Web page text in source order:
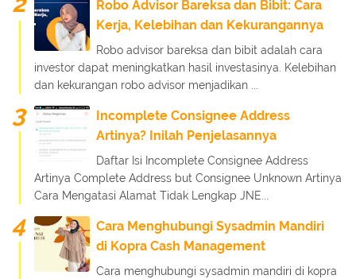
Robo Advisor Bareksa dan Bibit: Cara
Kerja, Kelebihan dan Kekurangannya
Robo advisor bareksa dan bibit adalah cara
investor dapat meningkatkan hasil investasinya. Kelebihan
dan kekurangan robo advisor menjadikan ...
Incomplete Consignee Address
Artinya? Inilah Penjelasannya
Daftar Isi Incomplete Consignee Address
Artinya Complete Address but Consignee Unknown Artinya
Cara Mengatasi Alamat Tidak Lengkap JNE...
Cara Menghubungi Sysadmin Mandiri
di Kopra Cash Management
Cara menghubungi sysadmin mandiri di kopra